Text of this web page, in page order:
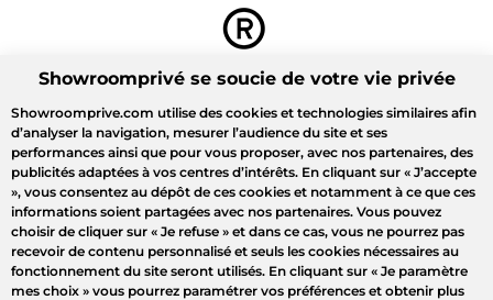
Showroomprivé se soucie de votre vie privée
Showroomprive.com utilise des cookies et technologies similaires afin
d’analyser la navigation, mesurer l’audience du site et ses
performances ainsi que pour vous proposer, avec nos partenaires, des
publicités adaptées à vos centres d’intérêts. En cliquant sur « J’accepte
», vous consentez au dépôt de ces cookies et notamment à ce que ces
informations soient partagées avec nos partenaires. Vous pouvez
choisir de cliquer sur « Je refuse » et dans ce cas, vous ne pourrez pas
recevoir de contenu personnalisé et seuls les cookies nécessaires au
fonctionnement du site seront utilisés. En cliquant sur « Je paramètre
mes choix » vous pourrez paramétrer vos préférences et obtenir plus